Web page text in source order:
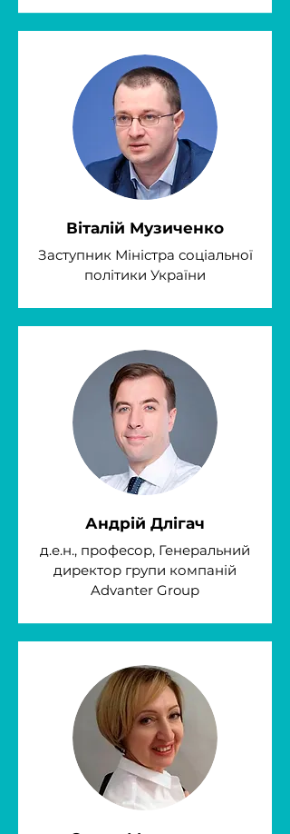
Віталій Музиченко
Заступник Міністра соціальної
політики України
Андрій Длігач
д.е.н., професор, Генеральний
директор групи компаній
Advanter Group